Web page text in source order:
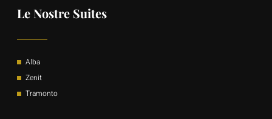
Le Nostre Suites
Alba
Zenit
Tramonto